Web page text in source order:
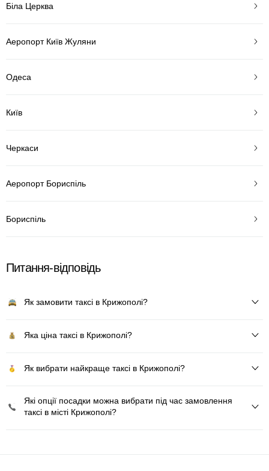
Біла Церква
Аеропорт Київ Жуляни
Одеса
Київ
Черкаси
Аеропорт Бориспіль
Бориспіль
Питання-відповідь
Як замовити таксі в Крижополі?
Яка ціна таксі в Крижополі?
Як вибрати найкраще таксі в Крижополі?
Які опції посадки можна вибрати під час замовлення
таксі в місті Крижополі?